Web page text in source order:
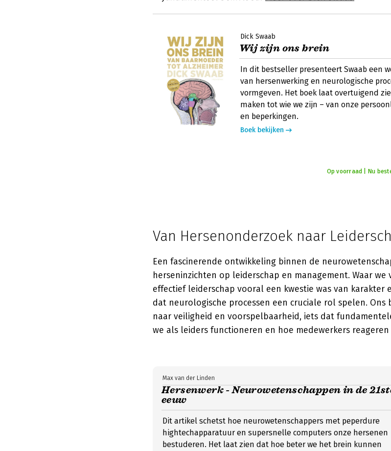
Dick Swaab
Wij zijn ons brein
In dit bestseller presenteert Swaab een
van hersenwerking en neurologische
vormgeven. Het boek laat overtuigend
maken tot wie we zijn – van onze
en beperkingen.
Boek bekijken
Op voorraad | Nu
Van Hersenonderzoek naar
Een fascinerende ontwikkeling binnen de
herseninzichten op leiderschap en management. Waar
effectief leiderschap vooral een kwestie was van karakter
dat neurologische processen een cruciale rol spelen.
naar veiligheid en voorspelbaarheid, iets dat
we als leiders functioneren en hoe medewerkers
Hersenwerk - Neurowetenschappen in de
eeuw
Max van der Linden
Dit artikel schetst hoe neurowetenschappers met peperdure
hightechapparatuur en supersnelle computers onze hersenen
bestuderen. Het laat zien dat hoe beter we het brein kunnen